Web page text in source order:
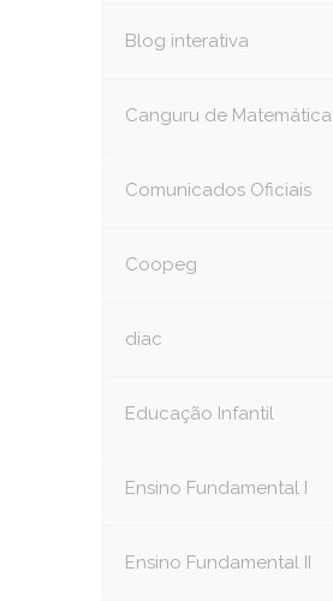
Blog interativa
Canguru de Matemática
Comunicados Oficiais
Coopeg
diac
Educação Infantil
Ensino Fundamental I
Ensino Fundamental II